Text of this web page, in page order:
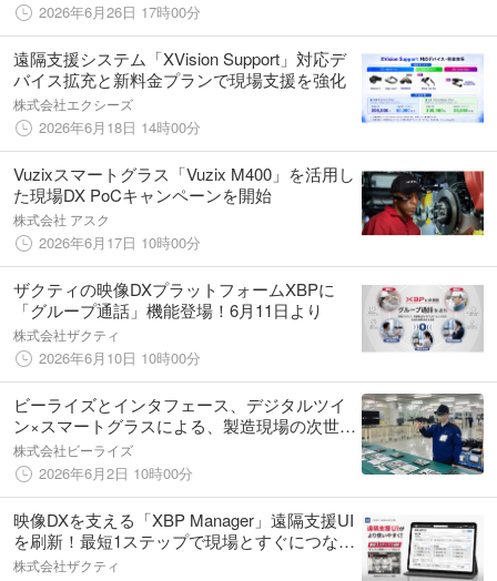
2026年6月26日 17時00分
遠隔支援システム「XVision Support」対応デ
バイス拡充と新料金プランで現場支援を強化
株式会社エクシーズ
2026年6月18日 14時00分
Vuzixスマートグラス「Vuzix M400」を活用し
た現場DX PoCキャンペーンを開始
株式会社 アスク
2026年6月17日 10時00分
ザクティの映像DXプラットフォームXBPに
「グループ通話」機能登場！6月11日より
株式会社ザクティ
2026年6月10日 10時00分
ビーライズとインタフェース、デジタルツイ
ン×スマートグラスによる、製造現場の次世代
運用基盤の実証実験を完了
株式会社ビーライズ
2026年6月2日 10時00分
映像DXを支える「XBP Manager」遠隔支援UI
を刷新！最短1ステップで現場とすぐにつなが
る
株式会社ザクティ